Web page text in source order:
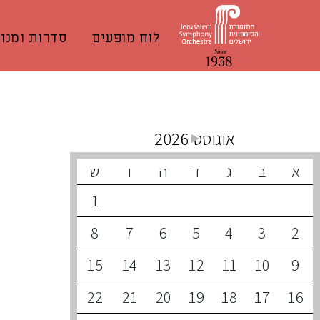
לוח מופעים סדרות
אוגוסט 2026
א ב ג ד ה ו
ש
1
2
3
4
5
6
7
8
9
10
11
12
13
14
15
16
17
18
19
20
21
22